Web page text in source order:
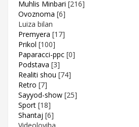
Muhlis Minbari [216]
Ovoznoma [6]
Luiza bilan
Premyera [17]
Prikol [100]
Paparacci-ppc [0]
Podstava [3]
Realiti shou [74]
Retro [7]
Sayyod-show [25]
Sport [18]
Shantaj [6]